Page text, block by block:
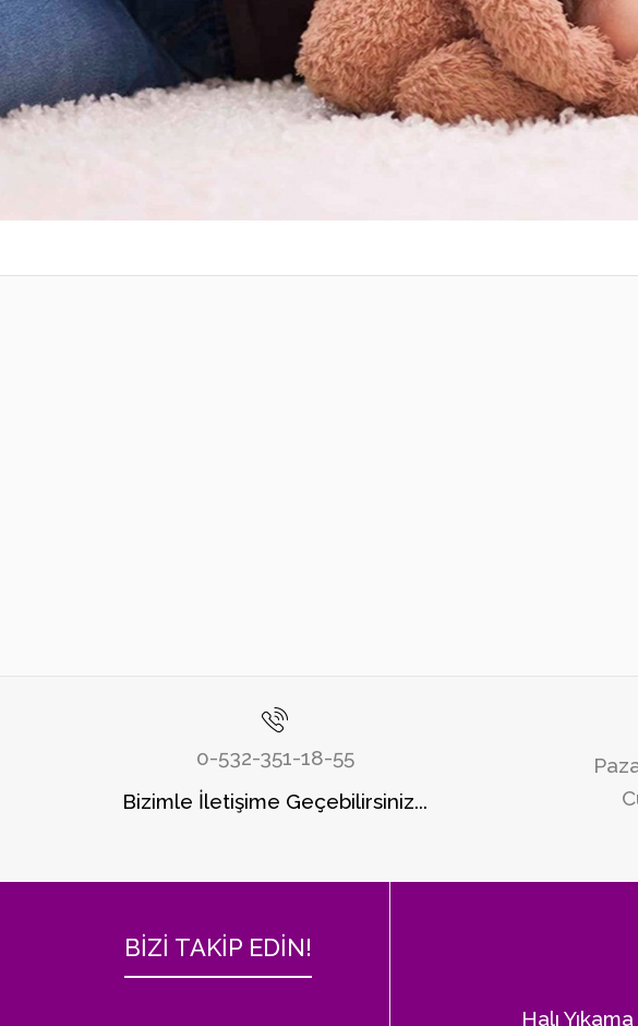
0-532-351-18-55
Bizimle İletişime Geçebilirsiniz...
BİZİ TAKİP EDİN!
Halı Yıkama